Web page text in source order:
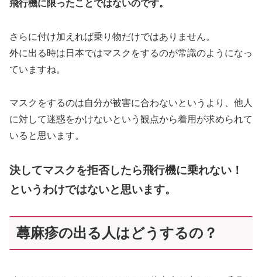
飛行機に限ったことではないのです。
さらに付け加えれば乗り物だけではありません。
外に出る時は日本ではマスクをするのが常識のようになっ
ていますね。
マスクをするのは自分が被害に合わないというより、他人
に対して迷惑をかけないという観点から着用が求められて
いると思います。
決してマスクを拒否したら飛行機に乗れない！
というわけではないと思います。
蕁麻疹の出る人はどうするの？